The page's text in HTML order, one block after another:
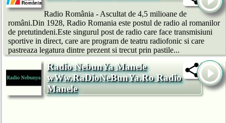
Radio România - Ascultat de 4,5 milioane de
români.Din 1928, Radio Romania este postul de radio al romanilor
de pretutindeni.Este singurul post de radio care face transmisiuni
sportive in direct, care are program de teatru radiofonic si care
pastreaza legatura dintre prezent si trecut prin pastile...
Radio NebunYa Manele
wWw.RaDioNeBunYa.Ro Radio
Manele